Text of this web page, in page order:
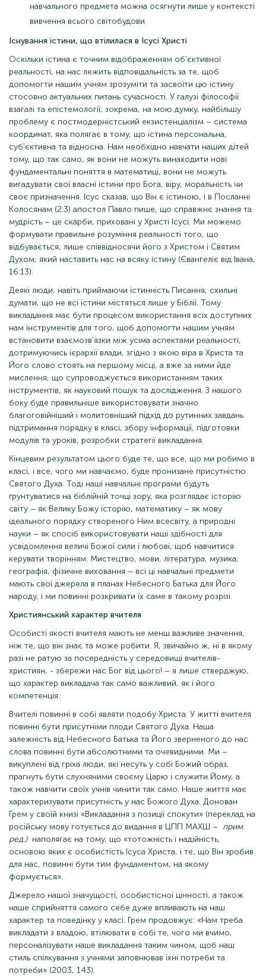
навчального предмета можна осягнути лише у контексті
вивчення всього світобудови.
Існування істини, що втілилася в Ісусі Христі
Оскільки істина є точним відображенням об'єктивної
реальності, на нас лежить відповідальність за те, щоб
допомогти нашим учням зрозуміти та засвоїти цю істину
стосовно актуальних питань сучасності. У галузі філософії
взагалі та епістемології, зокрема, на мою думку, найбільшу
проблему є постмодерністський екзистенціалізм – система
координат, яка полягає в тому, що істина персональна,
суб'єктивна та відносна. Нам необхідно навчати наших дітей
тому, що так само, як вони не можуть винаходити нові
фундаментальні поняття в математиці, вони не можуть
вигадувати свої власні істини про Бога, віру, моральність чи
своє призначення. Ісус сказав, що Він є істиною, і в Посланні
Колосянам (2:3) апостол Павло пише, що справжнє знання та
мудрість – це скарби, приховані у Христі Ісусі. Ми можемо
формувати правильне розуміння реальності того, що
відбувається, лише співвідносячи його з Христом і Святим
Духом, який наставить нас на всяку істину (Євангеліє від Івана,
16:13).
Деякі люди, навіть приймаючи істинність Писання, схильні
думати, що не всі істини містяться лише у Біблії. Тому
викладання має бути процесом використання всіх доступних
нам інструментів для того, щоб допомогти нашим учням
встановити взаємозв'язки між усіма аспектами реальності,
дотримуючись ієрархії влади, згідно з якою віра в Христа та
Його слово стоять на першому місці, а вже за ними йде
мислення, що супроводжується використанням таких
інструментів, як науковий пошук та дослідження. З нашого
боку буде правильніше використовувати значно
благоговійніший і молитовніший підхід до рутинних завдань
підтримання порядку в класі, збору інформації, підготовки
модулів та уроків, розробки стратегії викладання.
Кінцевим результатом цього буде те, що все, що ми робимо в
класі, і все, чого ми навчаємо, буде пронизане присутністю
Святого Духа. Тоді наші навчальні програми будуть
ґрунтуватися на біблійній точці зору, яка розглядає історію
світу – як Велику Божу історію, математику – як мову
ідеального порядку створеного Ним всесвіту, а природні
науки – як спосіб використовувати наші здібності для
усвідомлення величі Божої сили і любові, щоб навчитися
керувати творінням. Мистецтво, мови, література, музика,
географія, фізичне виховання – всі ці навчальні предмети
мають свої джерела в планах Небесного Батька для Його
народу, і ми повинні розкривати їх саме в такому розрізі.
Християнський характер вчителя
Особисті якості вчителя мають не менш важливе значення,
ніж те, що він знає та може робити. Я, звичайно ж, ні в якому
разі не ратую за посередність у середовищі вчителів-
християн, - збережи нас Бог від цього! – я лише стверджую,
що характер викладача так само важливий, як і його
компетенція.
Вчителі повинні в собі являти подобу Христа. У житті вчителя
повинні бути присутніми плоди Святого Духа. Наша
залежність від Небесного Батька та Його зверненого до нас
слова повинні бути абсолютними та очевидними. Ми –
викуплені від гріха люди, які несуть у собі Божий образ,
прагнуть бути слухняними своєму Царю і служити Йому, а
також навчити своїх учнів чинити так само. Наше життя має
характеризувати присутність у нас Божого Духа. Донован
Грем у своїй книзі «Викладання з позиції спокути» (переклад на
російську мову готується до видання в ЦПП МАХШ – прим.
ред.)наполягає на тому, що «тотожність і надійність,
основою яких є особистість Ісуса Христа, і те, що Він зробив
для нас, повинні бути тим фундаментом, на якому
формується».
Джерело нашої значущості, особистісної цінності, а також
наше сприйняття самого себе дуже впливають на наш
характер та поведінку у класі. Грем продовжує: «Нам треба
викладати з владою, втілювати в собі те, чого ми вчимо,
персоналізувати наше викладання таким чином, щоб наш
стиль спілкування з учнями заповнював їхні потреби та
потреби» (2003, 143).